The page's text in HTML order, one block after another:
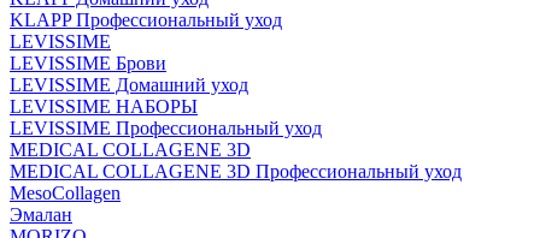
KLAPP Профессиональный уход
LEVISSIME
LEVISSIME Брови
LEVISSIME Домашний уход
LEVISSIME НАБОРЫ
LEVISSIME Профессиональный уход
MEDICAL COLLAGENE 3D
MEDICAL COLLAGENE 3D Профессиональный уход
MesoCollagen
Эмалан